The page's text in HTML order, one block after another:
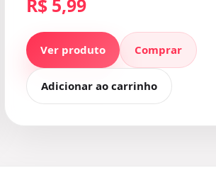
R$ 5,99
Ver produto Comprar
Adicionar ao carrinho